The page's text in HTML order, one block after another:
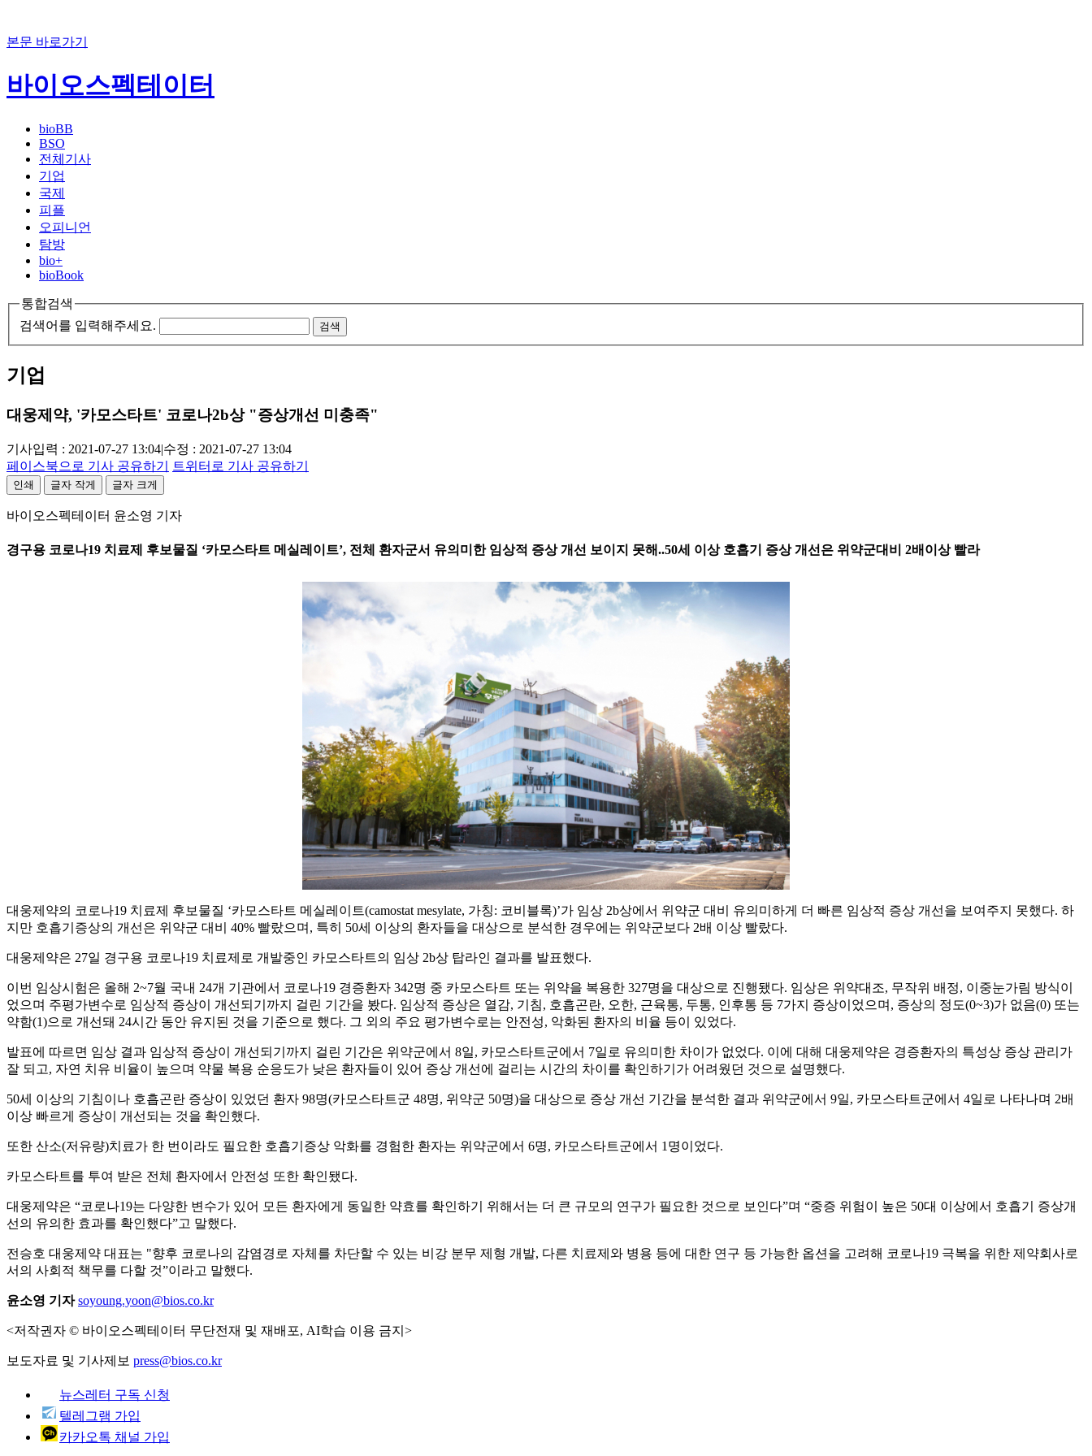
본문 바로가기
바이오스펙테이터
bioBB
BSO
전체기사
기업
국제
피플
오피니언
탐방
bio+
bioBook
통합검색
검색어를 입력해주세요.
검색
기업
대웅제약, '카모스타트' 코로나2b상 "증상개선 미충족"
기사입력 : 2021-07-27 13:04|수정 : 2021-07-27 13:04
페이스북으로 기사 공유하기
트위터로 기사 공유하기
인쇄 글자 작게 글자 크게
바이오스펙테이터 윤소영 기자
경구용 코로나19 치료제 후보물질 ‘카모스타트 메실레이트’, 전체 환자군서 유의미한 임상적 증상 개선 보이지 못해..50세 이상 호흡기 증상 개선은 위약군대비 2배이상 빨라
대웅제약의 코로나19 치료제 후보물질 ‘카모스타트 메실레이트(camostat mesylate, 가칭: 코비블록)’가 임상 2b상에서 위약군 대비 유의미하게 더 빠른 임상적 증상 개선을 보여주지 못했다. 하
지만 호흡기증상의 개선은 위약군 대비 40% 빨랐으며, 특히 50세 이상의 환자들을 대상으로 분석한 경우에는 위약군보다 2배 이상 빨랐다.
대웅제약은 27일 경구용 코로나19 치료제로 개발중인 카모스타트의 임상 2b상 탑라인 결과를 발표했다.
이번 임상시험은 올해 2~7월 국내 24개 기관에서 코로나19 경증환자 342명 중 카모스타트 또는 위약을 복용한 327명을 대상으로 진행됐다. 임상은 위약대조, 무작위 배정, 이중눈가림 방식이
었으며 주평가변수로 임상적 증상이 개선되기까지 걸린 기간을 봤다. 임상적 증상은 열감, 기침, 호흡곤란, 오한, 근육통, 두통, 인후통 등 7가지 증상이었으며, 증상의 정도(0~3)가 없음(0) 또는
약함(1)으로 개선돼 24시간 동안 유지된 것을 기준으로 했다. 그 외의 주요 평가변수로는 안전성, 악화된 환자의 비율 등이 있었다.
발표에 따르면 임상 결과 임상적 증상이 개선되기까지 걸린 기간은 위약군에서 8일, 카모스타트군에서 7일로 유의미한 차이가 없었다. 이에 대해 대웅제약은 경증환자의 특성상 증상 관리가
잘 되고, 자연 치유 비율이 높으며 약물 복용 순응도가 낮은 환자들이 있어 증상 개선에 걸리는 시간의 차이를 확인하기가 어려웠던 것으로 설명했다.
50세 이상의 기침이나 호흡곤란 증상이 있었던 환자 98명(카모스타트군 48명, 위약군 50명)을 대상으로 증상 개선 기간을 분석한 결과 위약군에서 9일, 카모스타트군에서 4일로 나타나며 2배
이상 빠르게 증상이 개선되는 것을 확인했다.
또한 산소(저유량)치료가 한 번이라도 필요한 호흡기증상 악화를 경험한 환자는 위약군에서 6명, 카모스타트군에서 1명이었다.
카모스타트를 투여 받은 전체 환자에서 안전성 또한 확인됐다.
대웅제약은 “코로나19는 다양한 변수가 있어 모든 환자에게 동일한 약효를 확인하기 위해서는 더 큰 규모의 연구가 필요한 것으로 보인다”며 “중증 위험이 높은 50대 이상에서 호흡기 증상개
선의 유의한 효과를 확인했다”고 말했다.
전승호 대웅제약 대표는 "향후 코로나의 감염경로 자체를 차단할 수 있는 비강 분무 제형 개발, 다른 치료제와 병용 등에 대한 연구 등 가능한 옵션을 고려해 코로나19 극복을 위한 제약회사로
서의 사회적 책무를 다할 것”이라고 말했다.
윤소영 기자 soyoung.yoon@bios.co.kr
<저작권자 © 바이오스펙테이터 무단전재 및 재배포, AI학습 이용 금지>
보도자료 및 기사제보 press@bios.co.kr
뉴스레터 구독 신청
텔레그램 가입
카카오톡 채널 가입